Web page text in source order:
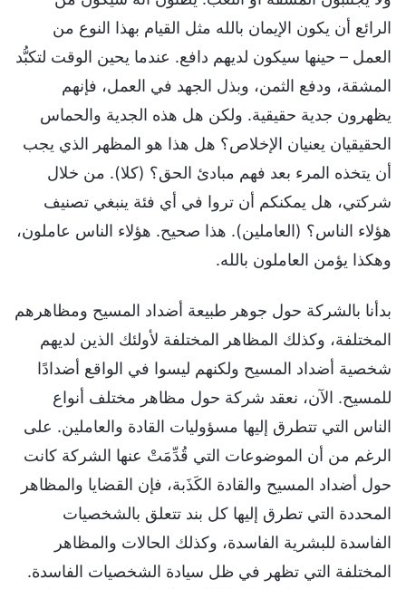
الرائع أن يكون الإيمان بالله مثل القيام بهذا النوع من
العمل – حينها سيكون لديهم دافع. عندما يحين الوقت لتكبُّد
المشقة، ودفع الثمن، وبذل الجهد في العمل، فإنهم
يظهرون جدية حقيقية. ولكن هل هذه الجدية والحماس
الحقيقيان يعنيان الإخلاص؟ هل هذا هو المظهر الذي يجب
أن يتخذه المرء بعد فهم مبادئ الحق؟ (كلا). من خلال
شركتي، هل يمكنكم أن تروا في أي فئة ينبغي تصنيف
هؤلاء الناس؟ (العاملين). هذا صحيح. هؤلاء الناس عاملون،
وهكذا يؤمن العاملون بالله.
بدأنا بالشركة حول جوهر طبيعة أضداد المسيح ومظاهرهم
المختلفة، وكذلك المظاهر المختلفة لأولئك الذين لديهم
شخصية أضداد المسيح ولكنهم ليسوا في الواقع أضدادًا
للمسيح. الآن، نعقد شركة حول مظاهر مختلف أنواع
الناس التي تتطرق إليها مسؤوليات القادة والعاملين. على
الرغم من أن الموضوعات التي قُدِّمَتْ عنها الشركة كانت
حول أضداد المسيح والقادة الكَذَبة، فإن القضايا والمظاهر
المحددة التي تطرق إليها كل بند تتعلق بالشخصيات
الفاسدة للبشرية الفاسدة، وكذلك الحالات والمظاهر
المختلفة التي تظهر في ظل سيادة الشخصيات الفاسدة.